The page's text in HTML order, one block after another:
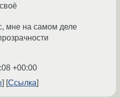
мне на самом деле
+00:00
Ссылка